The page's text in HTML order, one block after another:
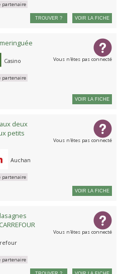
partenaire
TROUVER ? VOIR LA FICHE
Casino
partenaire
Vous n'êtes pas connecté
VOIR LA FICHE
deux
petits
Auchan
partenaire
Vous n'êtes pas connecté
VOIR LA FICHE
partenaire
Vous n'êtes pas connecté